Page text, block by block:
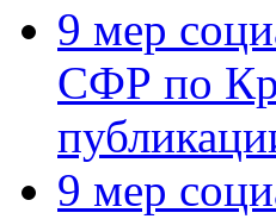
9 мер
СФР по
9 мер